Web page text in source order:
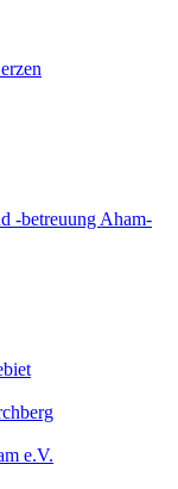
-betreuung Aham-
e.V.